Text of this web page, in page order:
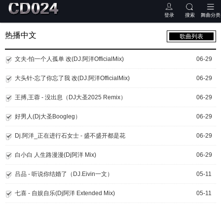
登录 搜索 舞曲分类
歌曲列表
热播中文
文夫-怕一个人孤单 改(DJ.阿洋OfficialMix) 06-29
大头针-忘了你忘了我 改(DJ.阿洋OfficialMix) 06-29
王搏,王蓉 - 没出息（DJ大圣2025 Remix） 06-29
好男人(Dj大圣Boogleg） 06-29
Dj.阿洋_正在进行石女士 - 盛不盛开都是花 06-29
白小白 人生路漫漫(Dj阿洋 Mix) 06-29
吕品 - 听说你结婚了（DJ.Eivin一文） 05-11
七喜 - 自娱自乐(Dj阿洋 Extended Mix) 05-11